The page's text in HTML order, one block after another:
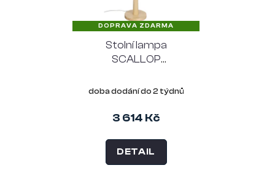
DOPRAVA ZDARMA
Stolní lampa
SCALLOP
textil, přírodní a bílá
doba dodání do 2 týdnů
3 614 Kč
DETAIL